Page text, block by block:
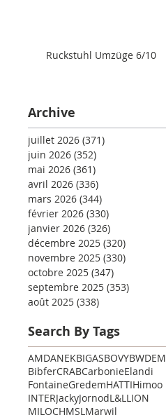
Ruckstuhl Umzüge 6/10
Archive
juillet 2026 (371)
juin 2026 (352)
mai 2026 (361)
avril 2026 (336)
mars 2026 (344)
février 2026 (330)
janvier 2026 (326)
décembre 2025 (320)
novembre 2025 (330)
octobre 2025 (347)
septembre 2025 (353)
août 2025 (338)
Search By Tags
AMDANEKBIGASBOVYBWDEM
BibferCRABCarbonieElandi
FontaineGredemHATTIHimoo
INTERJackyJornodL&LLION
MILOCHMSLMarwil